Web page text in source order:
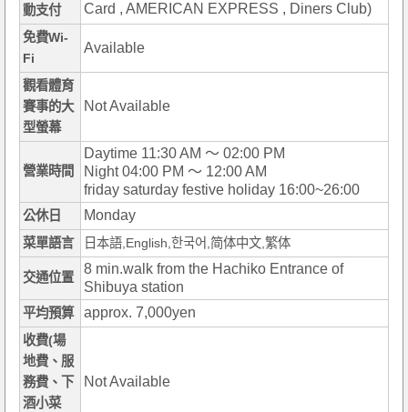
動支付
Card , AMERICAN EXPRESS , Diners Club)
免費Wi-
Fi
Available
觀看體育
賽事的大
型螢幕
Not Available
營業時間
Daytime 11:30 AM ～ 02:00 PM
Night 04:00 PM ～ 12:00 AM
friday saturday festive holiday 16:00~26:00
公休日 Monday
菜單語言 日本語,English,한국어,简体中文,繁体
交通位置
8 min.walk from the Hachiko Entrance of
Shibuya station
平均預算 approx. 7,000yen
收費(場
地費、服
務費、下
酒小菜
Not Available